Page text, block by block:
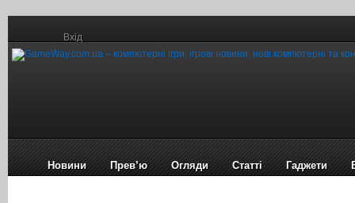
Вхід
Новини Прев’ю Огляди Статті Гаджети